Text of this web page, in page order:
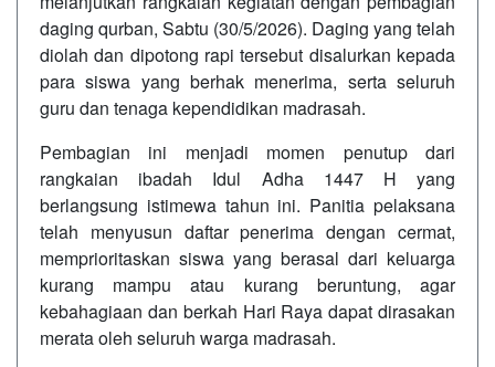
daging qurban, Sabtu (30/5/2026). Daging yang telah
diolah dan dipotong rapi tersebut disalurkan kepada
para siswa yang berhak menerima, serta seluruh
guru dan tenaga kependidikan madrasah.
Pembagian ini menjadi momen penutup dari
rangkaian ibadah Idul Adha 1447 H yang
berlangsung istimewa tahun ini. Panitia pelaksana
telah menyusun daftar penerima dengan cermat,
memprioritaskan siswa yang berasal dari keluarga
kurang mampu atau kurang beruntung, agar
kebahagiaan dan berkah Hari Raya dapat dirasakan
merata oleh seluruh warga madrasah.